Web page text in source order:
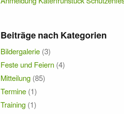
Beiträge nach Kategorien
Bildergalerie (3)
Feste und Feiern (4)
Mitteilung (85)
Termine (1)
Training (1)